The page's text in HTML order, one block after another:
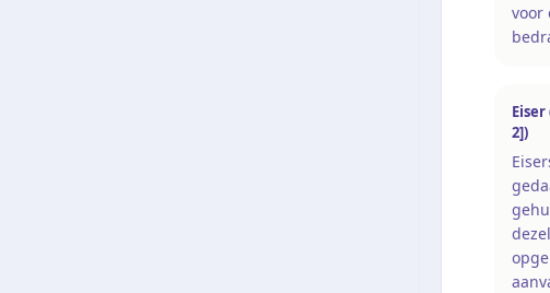
voor
2])